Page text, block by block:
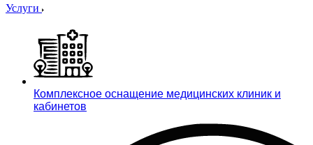
Услуги
Комплексное оснащение медицинских клиник и
кабинетов